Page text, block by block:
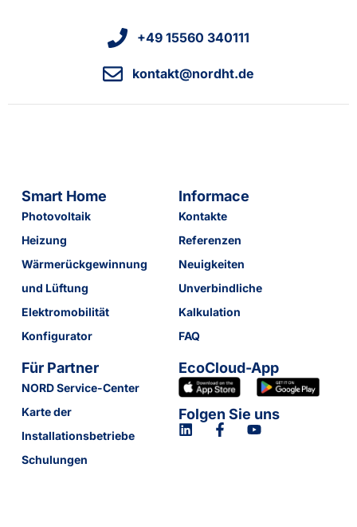
+49 15560 340111
kontakt@nordht.de
Smart Home
Photovoltaik
Heizung
Wärmerückgewinnung
und Lüftung
Elektromobilität
Konfigurator
Informace
Kontakte
Referenzen
Neuigkeiten
Unverbindliche
Kalkulation
FAQ
Für Partner
NORD Service-Center
Karte der
Installationsbetriebe
Schulungen
EcoCloud-App
Folgen Sie uns